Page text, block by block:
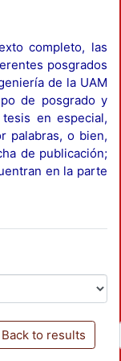
completo, las
posgrados
de la UAM
de posgrado y
en especial,
palabras, o bien,
de publicación;
en la parte
to results